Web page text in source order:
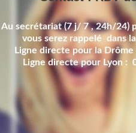
Au secrétariat (7 j/ 7 , 24h/24)
vous serez rappelé dans
Ligne directe pour la Drôme
Ligne directe pour Lyon :